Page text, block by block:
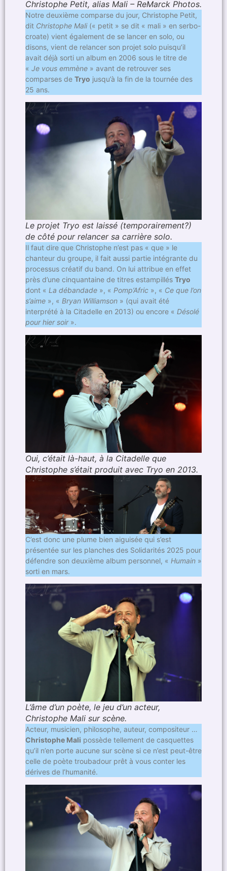
Christophe Petit, alias Mali – ReMarck Photos.
Notre deuxième comparse du jour, Christophe Petit,
dit Christophe Mali(« petit » se dit « mali » en serbo-
croate) vient également de se lancer en solo, ou
disons, vient de relancer son projet solo puisqu’il
avait déjà sorti un album en 2006 sous le titre de
« Je vous emmène » avant de retrouver ses
comparses de Tryo jusqu’à la fin de la tournée des
25 ans.
Le projet Tryo est laissé (temporairement?)
de côté pour relancer sa carrière solo.
Il faut dire que Christophe n’est pas « que » le
chanteur du groupe, il fait aussi partie intégrante du
processus créatif du band. On lui attribue en effet
près d’une cinquantaine de titres estampillés Tryo
dont « La débandade », « Pomp’Afric », « Ce que l’on
s’aime », « Bryan Williamson » (qui avait été
interprété à la Citadelle en 2013) ou encore « Désolé
pour hier soir».
Oui, c’était là-haut, à la Citadelle que
Christophe s’était produit avec Tryo en 2013.
C’est donc une plume bien aiguisée qui s’est
présentée sur les planches des Solidarités 2025 pour
défendre son deuxième album personnel, « Humain »
sorti en mars.
L’âme d’un poète, le jeu d’un acteur,
Christophe Mali sur scène.
Acteur, musicien, philosophe, auteur, compositeur …
Christophe Mali possède tellement de casquettes
qu’il n’en porte aucune sur scène si ce n’est peut-être
celle de poète troubadour prêt à vous conter les
dérives de l’humanité.